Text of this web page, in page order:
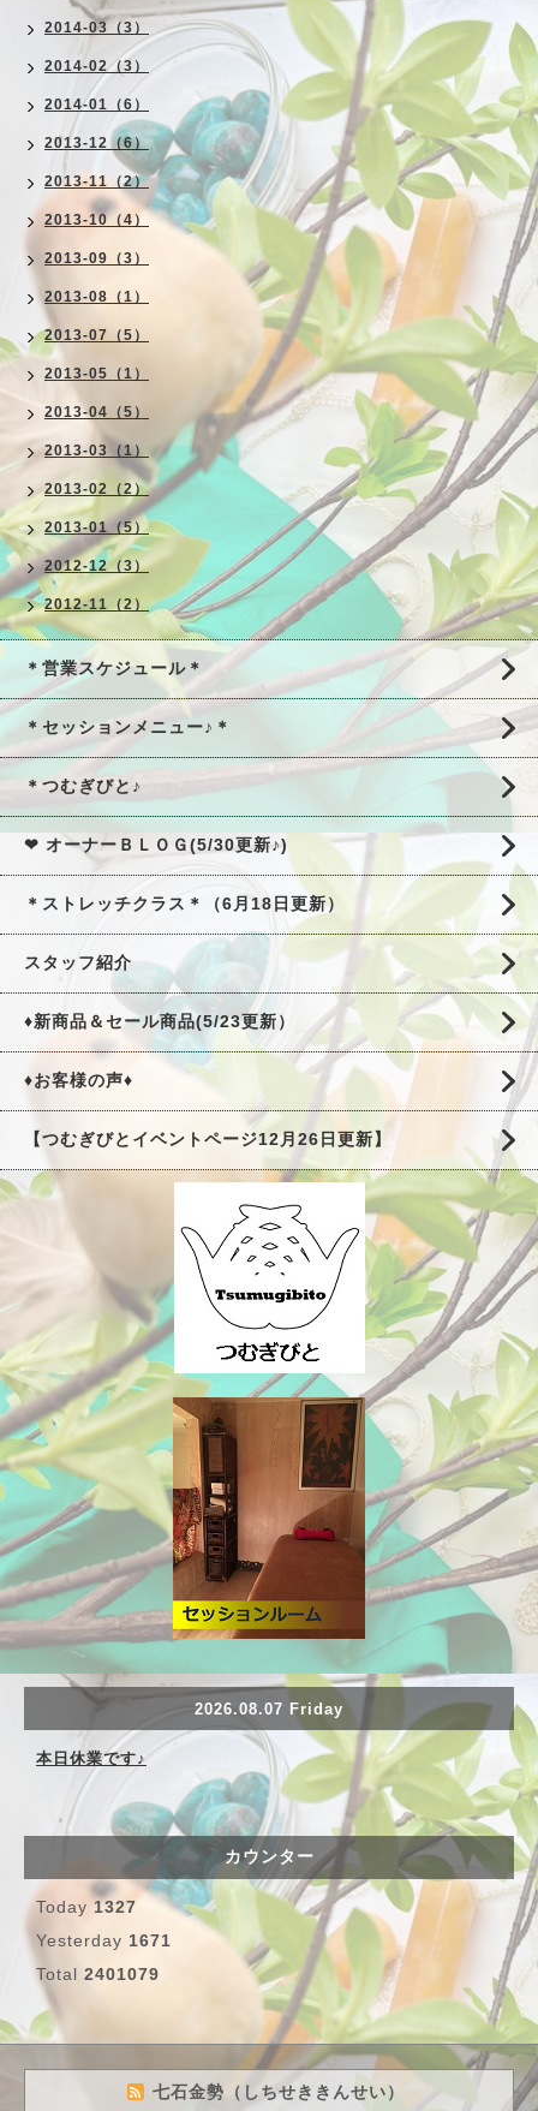
2014-03（3）
2014-02（3）
2014-01（6）
2013-12（6）
2013-11（2）
2013-10（4）
2013-09（3）
2013-08（1）
2013-07（5）
2013-05（1）
2013-04（5）
2013-03（1）
2013-02（2）
2013-01（5）
2012-12（3）
2012-11（2）
＊営業スケジュール＊
＊セッションメニュー♪＊
＊つむぎびと♪
❤ オーナーＢＬＯＧ(5/30更新♪)
＊ストレッチクラス＊（6月18日更新）
スタッフ紹介
♦新商品＆セール商品(5/23更新）
♦お客様の声♦
【つむぎびとイベントページ12月26日更新】
2026.08.07 Friday
本日休業です♪
カウンター
Today 1327
Yesterday 1671
Total 2401079
七石金勢（しちせききんせい）